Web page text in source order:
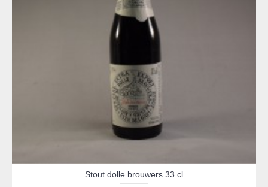
Stout dolle brouwers 33 cl